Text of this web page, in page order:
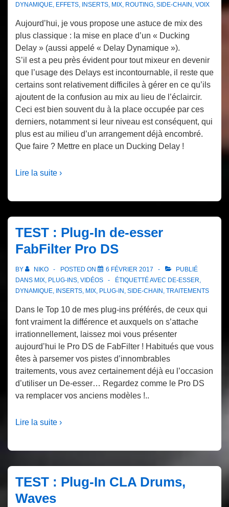
DYNAMIQUE, EFFETS, INSERTS, MIX, ROUTING, SIDE-CHAIN , VOIX
Aujourd’hui, je vous propose une astuce de mix des
plus classique : la mise en place d’un « Ducking
Delay » (aussi appelé « Delay Dynamique »).
S’il est a peu près évident pour tout mixeur en devenir
que l’usage des Delays est incontournable, il reste que
certains sont relativement difficiles à gérer en ce qu’ils
ajoutent de la confusion au mix au lieu de l’éclaircir.
Ceci est bien souvent du à la place occupée par ces
derniers, notamment si leur niveau est conséquent, qui
plus est au milieu d’un arrangement déjà encombré.
Que faire ? Mettre en place un Ducking Delay !
Lire la suite ›
TEST : Plug-In de-esser
FabFilter Pro DS
BY NIKO POSTED ON 6 FÉVRIER 2017
PUBLIÉ
DANS MIX, PLUG-INS, VIDÉOS ÉTIQUETTÉ AVEC DE-ESSER,
DYNAMIQUE, INSERTS, MIX, PLUG-IN , SIDE-CHAIN , TRAITEMENTS
Dans le Top 10 de mes plug-ins préférés, de ceux qui
font vraiment la différence et auxquels on s’attache
irrationnellement, laissez moi vous présenter
aujourd’hui le Pro DS de FabFilter ! Habitués que vous
êtes à parsemer vos pistes d’innombrables
traitements, vous avez certainement déjà eu l’occasion
d’utiliser un De-esser… Regardez comme le Pro DS
va remplacer vos anciens modèles !..
Lire la suite ›
TEST : Plug-In CLA Drums,
Waves